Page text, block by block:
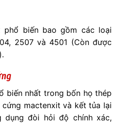
phổ biến bao gồm các loại
2507 và 4501 (Còn được
biến nhất trong bốn họ thép
mactenxit và kết tủa lại
dụng đòi hỏi độ chính xác,